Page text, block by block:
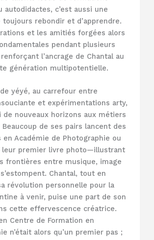
autodidactes, c’est aussi une
toujours rebondir et d’apprendre.
et les amitiés forgées alors
pendant plusieurs
l’ancrage de Chantal au
génération multipotentielle.
yéyé, au carrefour entre
et expérimentations arty,
de nouveaux horizons aux métiers
de ses pairs lancent des
en Académie de Photographie ou
leur premier livre photo—illustrant
frontières entre musique, image
Chantal, tout en
révolution personnelle pour la
à venir, puise une part de son
cette effervescence créatrice.
Centre de Formation en
n’était alors qu’un premier pas ;